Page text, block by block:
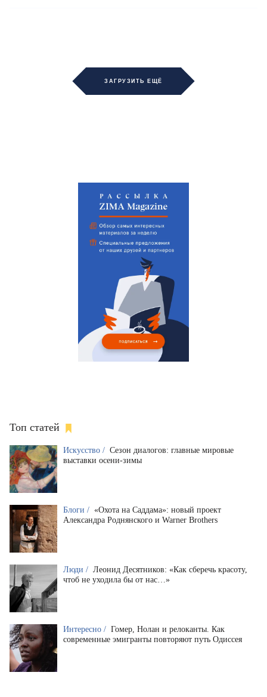
ЗАГРУЗИТЬ ЕЩЁ
Топ статей
Искусство / Сезон диалогов: главные мировые
выставки осени-зимы
Блоги / «Охота на Саддама»: новый проект
Александра Роднянского и Warner Brothers
Люди / Леонид Десятников: «Как сберечь красоту,
чтоб не уходила бы от нас…»
Интересно / Гомер, Нолан и релоканты. Как
современные эмигранты повторяют путь Одиссея